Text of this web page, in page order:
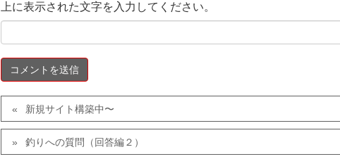
上に表示された文字を入力してください。
新規サイト構築中〜
釣りへの質問（回答編２）